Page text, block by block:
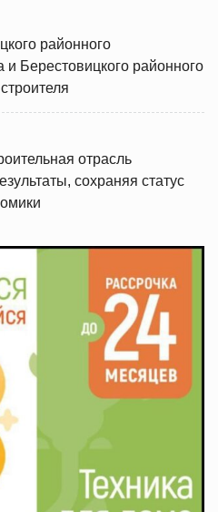
районного
и Берестовицкого районного
отрасль
сохраняя статус